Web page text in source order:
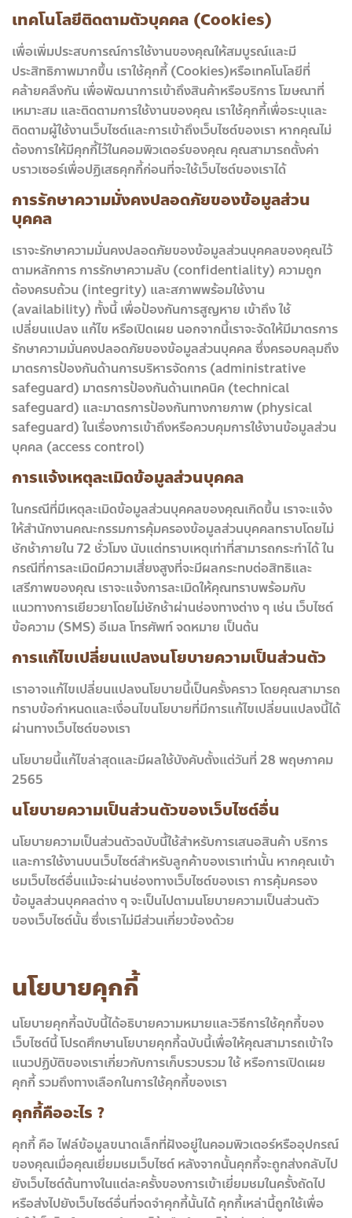
เทคโนโลยีติดตามตัวบุคคล (Cookies)
เพื่อเพิ่มประสบการณ์การใช้งานของคุณให้สมบูรณ์และมี
ประสิทธิภาพมากขึ้น เราใช้คุกกี้ (Cookies)หรือเทคโนโลยีที่
คล้ายคลึงกัน เพื่อพัฒนาการเข้าถึงสินค้าหรือบริการ โฆษณาที่
เหมาะสม และติดตามการใช้งานของคุณ เราใช้คุกกี้เพื่อระบุและ
ติดตามผู้ใช้งานเว็บไซต์และการเข้าถึงเว็บไซต์ของเรา หากคุณไม่
ต้องการให้มีคุกกี้ไว้ในคอมพิวเตอร์ของคุณ คุณสามารถตั้งค่า
บราวเซอร์เพื่อปฏิเสธคุกกี้ก่อนที่จะใช้เว็บไซต์ของเราได้
การรักษาความมั่งคงปลอดภัยของข้อมูลส่วน
บุคคล
เราจะรักษาความมั่นคงปลอดภัยของข้อมูลส่วนบุคคลของคุณไว้
ตามหลักการ การรักษาความลับ (confidentiality) ความถูก
ต้องครบถ้วน (integrity) และสภาพพร้อมใช้งาน
(availability) ทั้งนี้ เพื่อป้องกันการสูญหาย เข้าถึง ใช้
เปลี่ยนแปลง แก้ไข หรือเปิดเผย นอกจากนี้เราจะจัดให้มีมาตรการ
รักษาความมั่นคงปลอดภัยของข้อมูลส่วนบุคคล ซึ่งครอบคลุมถึง
มาตรการป้องกันด้านการบริหารจัดการ (administrative
safeguard) มาตรการป้องกันด้านเทคนิค (technical
safeguard) และมาตรการป้องกันทางกายภาพ (physical
safeguard) ในเรื่องการเข้าถึงหรือควบคุมการใช้งานข้อมูลส่วน
บุคคล (access control)
การแจ้งเหตุละเมิดข้อมูลส่วนบุคคล
ในกรณีที่มีเหตุละเมิดข้อมูลส่วนบุคคลของคุณเกิดขึ้น เราจะแจ้ง
ให้สำนักงานคณะกรรมการคุ้มครองข้อมูลส่วนบุคคลทราบโดยไม่
ชักช้าภายใน 72 ชั่วโมง นับแต่ทราบเหตุเท่าที่สามารถกระทำได้ ใน
กรณีที่การละเมิดมีความเสี่ยงสูงที่จะมีผลกระทบต่อสิทธิและ
เสรีภาพของคุณ เราจะแจ้งการละเมิดให้คุณทราบพร้อมกับ
แนวทางการเยียวยาโดยไม่ชักช้าผ่านช่องทางต่าง ๆ เช่น เว็บไซต์
ข้อความ (SMS) อีเมล โทรศัพท์ จดหมาย เป็นต้น
การแก้ไขเปลี่ยนแปลงนโยบายความเป็นส่วนตัว
เราอาจแก้ไขเปลี่ยนแปลงนโยบายนี้เป็นครั้งคราว โดยคุณสามารถ
ทราบข้อกำหนดและเงื่อนไขนโยบายที่มีการแก้ไขเปลี่ยนแปลงนี้ได้
ผ่านทางเว็บไซต์ของเรา
นโยบายนี้แก้ไขล่าสุดและมีผลใช้บังคับตั้งแต่วันที่ 28 พฤษภาคม
2565
นโยบายความเป็นส่วนตัวของเว็บไซต์อื่น
นโยบายความเป็นส่วนตัวฉบับนี้ใช้สำหรับการเสนอสินค้า บริการ
และการใช้งานบนเว็บไซต์สำหรับลูกค้าของเราเท่านั้น หากคุณเข้า
ชมเว็บไซต์อื่นแม้จะผ่านช่องทางเว็บไซต์ของเรา การคุ้มครอง
ข้อมูลส่วนบุคคลต่าง ๆ จะเป็นไปตามนโยบายความเป็นส่วนตัว
ของเว็บไซต์นั้น ซึ่งเราไม่มีส่วนเกี่ยวข้องด้วย
นโยบายคุกกี้
นโยบายคุกกี้ฉบับนี้ได้อธิบายความหมายและวิธีการใช้คุกกี้ของ
เว็บไซต์นี้ โปรดศึกษานโยบายคุกกี้ฉบับนี้เพื่อให้คุณสามารถเข้าใจ
แนวปฏิบัติของเราเกี่ยวกับการเก็บรวบรวม ใช้ หรือการเปิดเผย
คุกกี้ รวมถึงทางเลือกในการใช้คุกกี้ของเรา
คุกกี้คืออะไร ?
คุกกี้ คือ ไฟล์ข้อมูลขนาดเล็กที่ฝังอยู่ในคอมพิวเตอร์หรืออุปกรณ์
ของคุณเมื่อคุณเยี่ยมชมเว็บไซต์ หลังจากนั้นคุกกี้จะถูกส่งกลับไป
ยังเว็บไซต์ต้นทางในแต่ละครั้งของการเข้าเยี่ยมชมในครั้งถัดไป
หรือส่งไปยังเว็บไซต์อื่นที่จดจำคุกกี้นั้นได้ คุกกี้เหล่านี้ถูกใช้เพื่อ